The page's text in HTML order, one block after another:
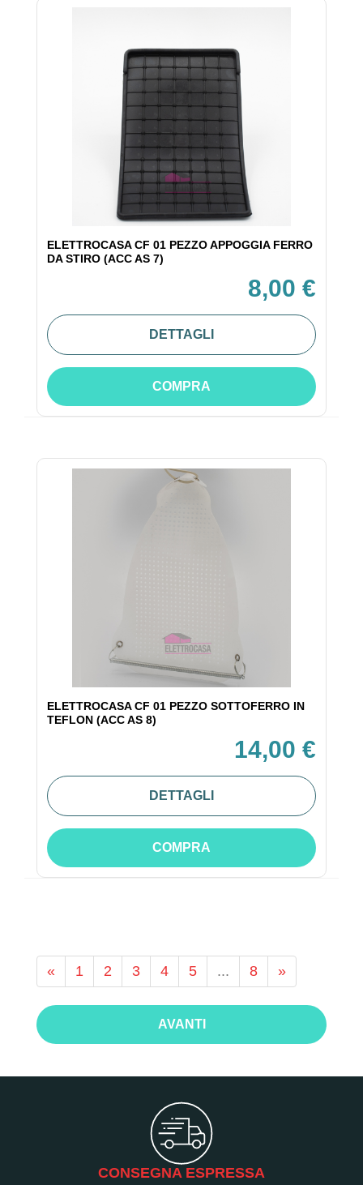
ELETTROCASA CF 01 PEZZO APPOGGIA FERRO
DA STIRO (ACC AS 7)
8,00 €
DETTAGLI
COMPRA
ELETTROCASA CF 01 PEZZO SOTTOFERRO IN
TEFLON (ACC AS 8)
14,00 €
DETTAGLI
COMPRA
« 1 2 3 4 5 ... 8 »
AVANTI
CONSEGNA ESPRESSA